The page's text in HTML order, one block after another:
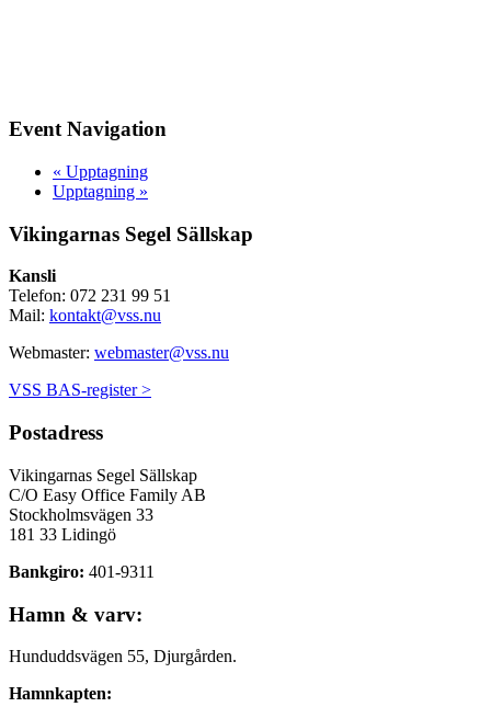
Event Navigation
« Upptagning
Upptagning »
Vikingarnas Segel Sällskap
Kansli
Telefon: 072 231 99 51
Mail: kontakt@vss.nu
Webmaster: webmaster@vss.nu
VSS BAS-register >
Postadress
Vikingarnas Segel Sällskap
C/O Easy Office Family AB
Stockholmsvägen 33
181 33 Lidingö
Bankgiro: 401-9311
Hamn & varv:
Hunduddsvägen 55, Djurgården.
Hamnkapten: